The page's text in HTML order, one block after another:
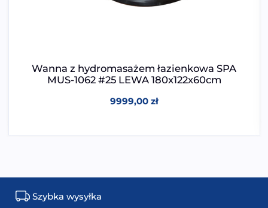
Wanna z hydromasażem łazienkowa SPA
MUS-1062 #25 LEWA 180x122x60cm
9999,00 zł
Szybka wysyłka